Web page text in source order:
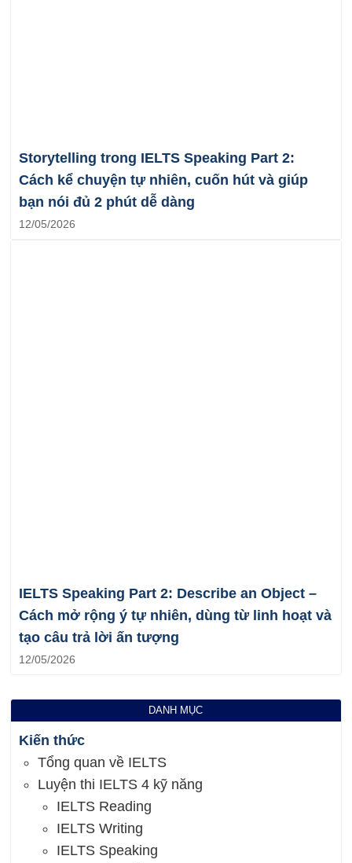
Storytelling trong IELTS Speaking Part 2:
Cách kể chuyện tự nhiên, cuốn hút và giúp
bạn nói đủ 2 phút dễ dàng
12/05/2026
IELTS Speaking Part 2: Describe an Object –
Cách mở rộng ý tự nhiên, dùng từ linh hoạt và
tạo câu trả lời ấn tượng
12/05/2026
DANH MỤC
Kiến thức
Tổng quan về IELTS
Luyện thi IELTS 4 kỹ năng
IELTS Reading
IELTS Writing
IELTS Speaking